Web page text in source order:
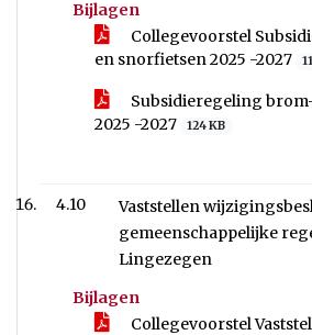
Bijlagen
Collegevoorstel
en snorfietsen 2025 -2027
Subsidieregeling
2025 -2027
124 KB
4.10
Vaststellen
gemeenschappelijke
Lingezegen
Bijlagen
Collegevoorstel